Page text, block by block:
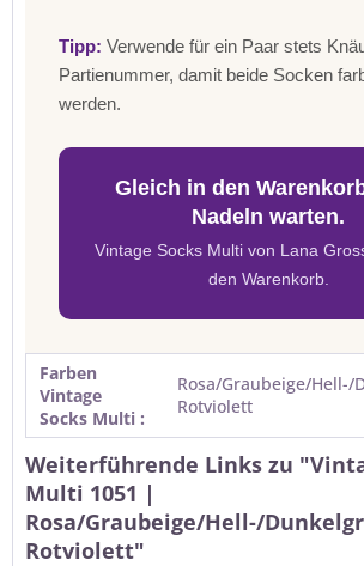
Tipp: Verwende für ein Paar stets
Partienummer, damit beide Socken
werden.
Gleich in den
Nadeln warten.
Vintage Socks Multi von Lana
den Warenkorb.
Farben
Vintage
Socks Multi :
Rosa/Graubeige/
Rotviolett
Weiterführende Links zu
Multi 1051 |
Rosa/Graubeige/Hell-/
Rotviolett"